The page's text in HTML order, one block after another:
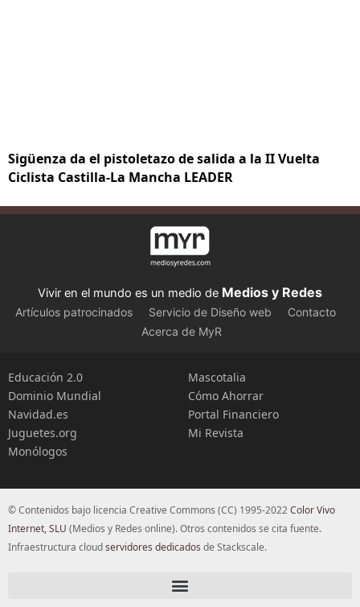
Sigüenza da el pistoletazo de salida a la II Vuelta
Ciclista Castilla-La Mancha LEADER
Vivir en el mundo es un medio de Medios y Redes
Artículos patrocinados Servicio de Diseño web
Contacto
Acerca de MyR
Educación 2.0
Dominio Mundial
Navidad.es
Juguetes.org
Monólogos
Mascotalia
Cómo Ahorrar
Portal Financiero
Mi Revista
© Contenidos bajo licencia Creative Commons (CC) 1995-2022Color Vivo
Internet, SLU (Medios y Redes online). Otros contenidos se cita fuente.
Infraestructura cloudservidores dedicados de Stackscale.